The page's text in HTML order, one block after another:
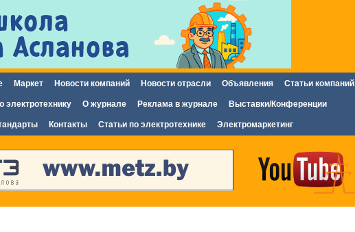
основному
содержанию
Маркет Новости компаний Новости отрасли Объявления Статьи компаний
электротехнику О журнале Реклама в журнале Выставки/Конференции
Контакты Статьи по электротехнике Электромаркетинг